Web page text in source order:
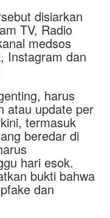
disiarkan
TV, Radio
medsos
Instagram dan
harus
atau update per
termasuk
beredar di
hari esok.
bukti bahwa
dan